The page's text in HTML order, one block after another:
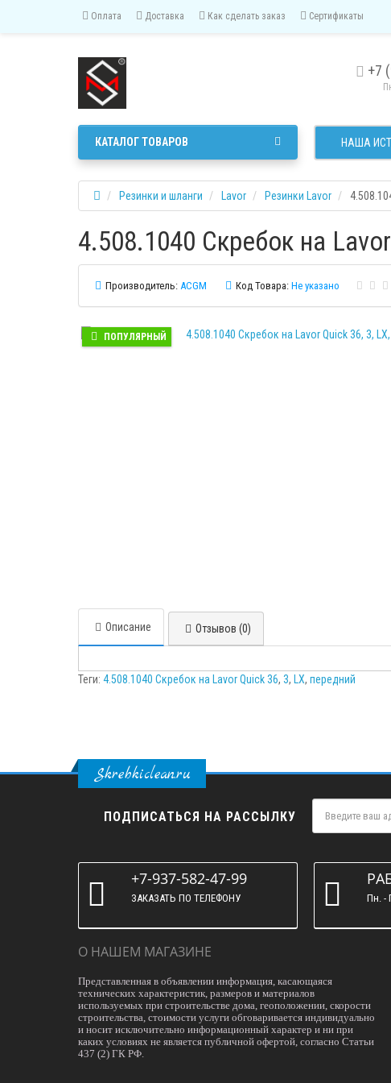
Оплата Доставка Как сделать заказ Сертификаты
+7
НАША
КАТАЛОГ ТОВАРОВ
Резинки и шланги Lavor Резинки Lavor
4.508.1040 Скребок на
Производитель: ACGM Код Товара: Не указано
ПОПУЛЯРНЫЙ
Описание Отзывов (0)
Теги: 4.508.1040 Скребок на Lavor Quick 36, 3, LX, передний
Skrebkiclean.ru
ПОДПИСАТЬСЯ НА РАССЫЛКУ
+7-937-582-47-99
ЗАКАЗАТЬ ПО ТЕЛЕФОНУ Пн. -
О НАШЕМ МАГАЗИНЕ
Представленная в объявлении информация, касающаяся
технических характеристик, размеров и материалов
используемых при строительстве дома, геоположении, скорости
строительства, стоимости услуги обговаривается индивидуально
и носит исключительно информационный характер и ни при
каких условиях не является публичной офертой, согласно Статьи
437 (2) ГК РФ.